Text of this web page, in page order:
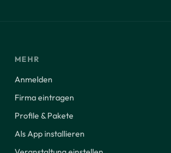
MEHR
Anmelden
Firma eintragen
Profile & Pakete
Als App installieren